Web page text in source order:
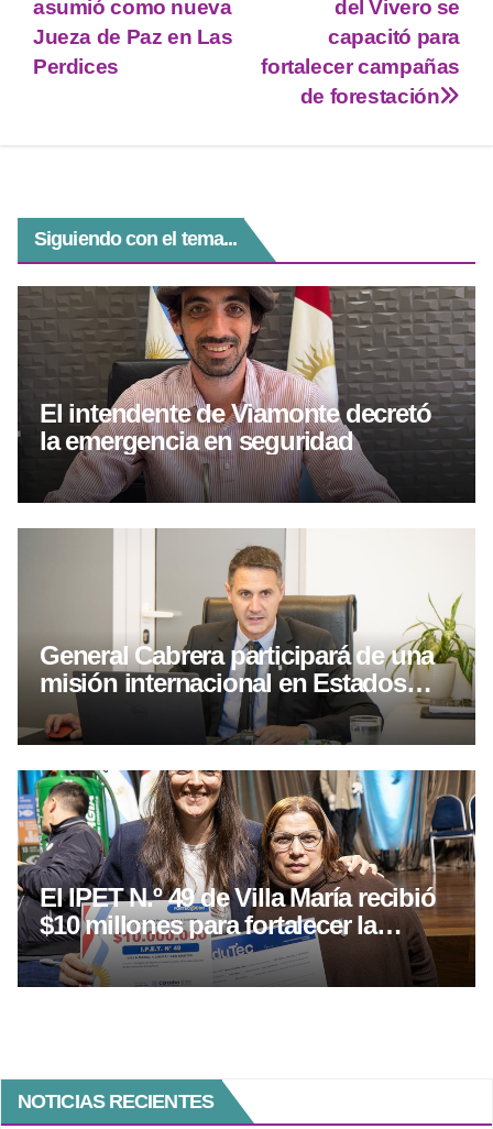
A
p
a
n
o
del Vivero se
capacitó para
fortalecer campañas
de forestación
asumió como nueva
Jueza de Paz en Las
Perdices
Siguiendo con el tema...
El intendente de Viamonte decretó
la emergencia en seguridad
General Cabrera participará de una
misión internacional en Estados
Unidos
El IPET N.º 49 de Villa María recibió
$10 millones para fortalecer la
educación técnica
NOTICIAS RECIENTES